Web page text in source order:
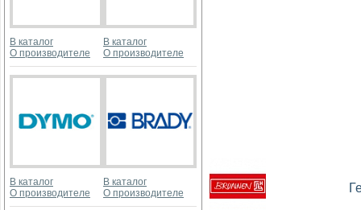
В каталог
О производителе
В каталог
О производителе
В каталог
О производителе
В каталог
О производителе